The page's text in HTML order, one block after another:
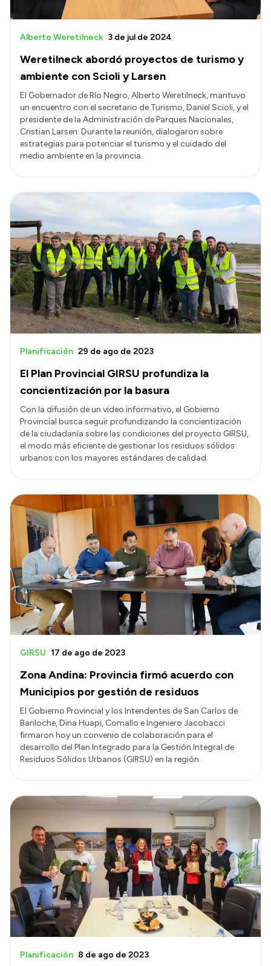
Weretilneck abordó proyectos de turismo y
ambiente con Scioli y Larsen
Alberto Weretilneck 3 de jul de 2024
El Gobernador de Río Negro, Alberto Weretilneck, mantuvo
un encuentro con el secretario de Turismo, Daniel Scioli, y el
presidente de la Administración de Parques Nacionales,
Cristian Larsen. Durante la reunión, dialogaron sobre
estrategias para potenciar el turismo y el cuidado del
medio ambiente en la provincia.
El Plan Provincial GIRSU profundiza la
concientización por la basura
Planificación 29 de ago de 2023
Con la difusión de un video informativo, el Gobierno
Provincial busca seguir profundizando la concientización
de la ciudadanía sobre las condiciones del proyecto GIRSU,
el modo más eficiente de gestionar los residuos sólidos
urbanos con los mayores estándares de calidad.
Zona Andina: Provincia firmó acuerdo con
Municipios por gestión de residuos
GIRSU 17 de ago de 2023
El Gobierno Provincial y los Intendentes de San Carlos de
Bariloche, Dina Huapi, Comallo e Ingeniero Jacobacci
firmaron hoy un convenio de colaboración para el
desarrollo del Plan Integrado para la Gestión Integral de
Residuos Sólidos Urbanos (GIRSU) en la región.
Planificación 8 de ago de 2023